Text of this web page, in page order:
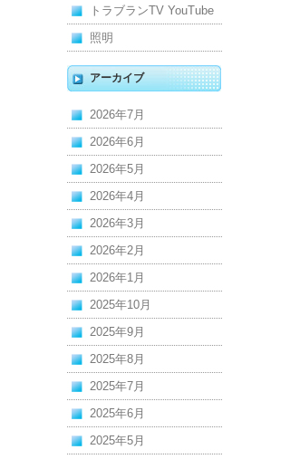
トラブランTV YouTube
照明
アーカイブ
2026年7月
2026年6月
2026年5月
2026年4月
2026年3月
2026年2月
2026年1月
2025年10月
2025年9月
2025年8月
2025年7月
2025年6月
2025年5月